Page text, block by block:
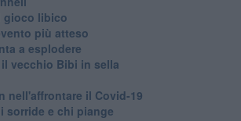
gioco libico
più atteso
a esplodere
vecchio Bibi in sella
nell'affrontare il Covid-19
sorride e chi piange